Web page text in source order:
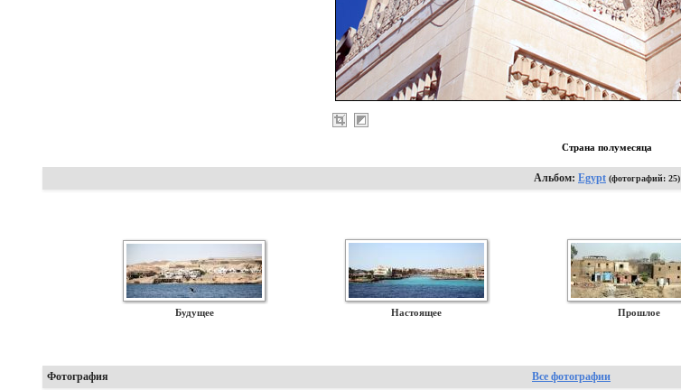
Страна полумесяца
Альбом: Egypt (фотографий: 25)
Будущее Настоящее
Прошлое
Фотография Все фотографии